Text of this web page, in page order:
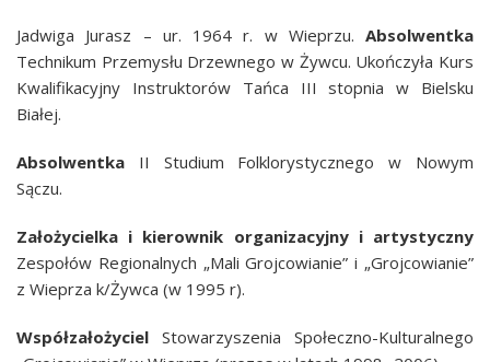
Jadwiga Jurasz – ur. 1964 r. w Wieprzu. Absolwentka
Technikum Przemysłu Drzewnego w Żywcu. Ukończyła Kurs
Kwalifikacyjny Instruktorów Tańca III stopnia w Bielsku
Białej.
Absolwentka II Studium Folklorystycznego w Nowym
Sączu.
Założycielka i kierownik organizacyjny i artystyczny
Zespołów Regionalnych „Mali Grojcowianie” i „Grojcowianie”
z Wieprza k/Żywca (w 1995 r).
Współzałożyciel Stowarzyszenia Społeczno-Kulturalnego